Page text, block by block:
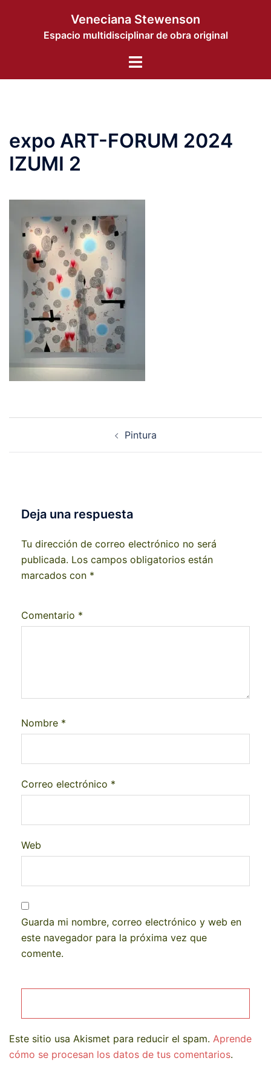
contenido
Veneciana Stewenson
Espacio multidisciplinar de obra original
Alternar
expo ART-FORUM 2024
IZUMI 2
Pintura
Deja una respuesta
Tu dirección de correo electrónico no será
publicada. Los campos obligatorios están
marcados con *
Comentario *
Nombre *
Correo electrónico *
Web
Guarda mi nombre, correo electrónico y web en
este navegador para la próxima vez que
comente.
Este sitio usa Akismet para reducir el spam. Aprende
cómo se procesan los datos de tus comentarios.